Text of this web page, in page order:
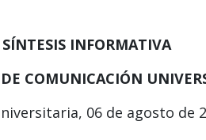
SÍNTESIS INFORMATIVA
COMUNICACIÓN
06 de agosto de